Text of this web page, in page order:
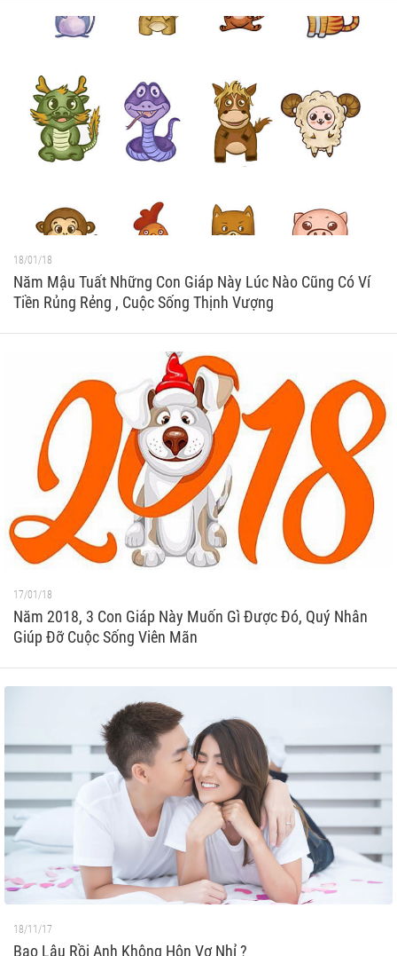
18/01/18
Năm Mậu Tuất Những Con Giáp Này Lúc Nào Cũng Có Ví
Tiền Rủng Rẻng , Cuộc Sống Thịnh Vượng
17/01/18
Năm 2018, 3 Con Giáp Này Muốn Gì Được Đó, Quý Nhân
Giúp Đỡ Cuộc Sống Viên Mãn
18/11/17
Bao Lâu Rồi Anh Không Hôn Vợ Nhỉ ?